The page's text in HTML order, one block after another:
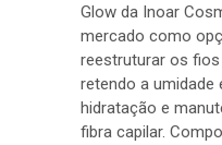
Glow da Inoar
mercado como
reestruturar os
retendo a umidade
hidratação e
fibra capilar.